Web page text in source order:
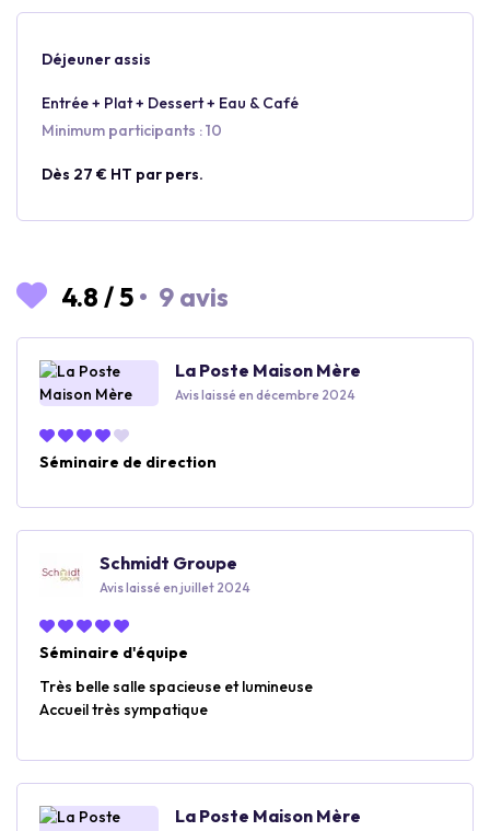
Déjeuner assis
Entrée + Plat + Dessert + Eau & Café
Minimum participants : 10
Dès 27 € HT par pers.
4.8 /5 • 9 avis
La Poste Maison Mère
Avis laissé en décembre 2024
Séminaire de direction
Schmidt Groupe
Avis laissé en juillet 2024
Séminaire d'équipe
Très belle salle spacieuse et lumineuse
Accueil très sympatique
La Poste Maison Mère